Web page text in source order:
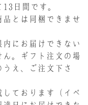
日間です。
品とは同梱できませ
内にお届けできない
。ギフト注文の場
え、ご注文下さ
しております（イベ